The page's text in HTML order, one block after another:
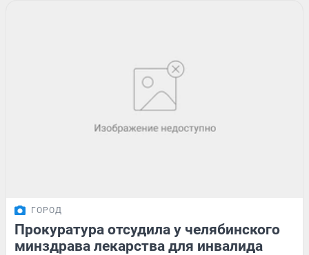
ГОРОД
Прокуратура отсудила у челябинского
минздрава лекарства для инвалида